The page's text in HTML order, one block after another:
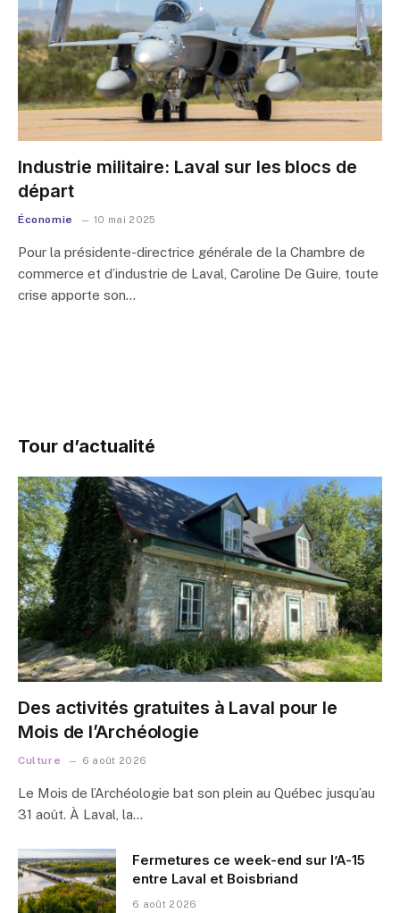
Industrie militaire: Laval sur les blocs de
départ
Économie 10 mai 2025
Pour la présidente-directrice générale de la Chambre de
commerce et d’industrie de Laval, Caroline De Guire, toute
crise apporte son…
Tour d’actualité
Des activités gratuites à Laval pour le
Mois de l’Archéologie
Culture 6 août 2026
Le Mois de l’Archéologie bat son plein au Québec jusqu’au
31 août. À Laval, la…
Fermetures ce week-end sur l’A-15
entre Laval et Boisbriand
6 août 2026